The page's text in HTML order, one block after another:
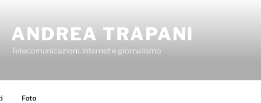
ANDREA TRAPANI
Telecomunicazioni, internet e giornalismo
Foto